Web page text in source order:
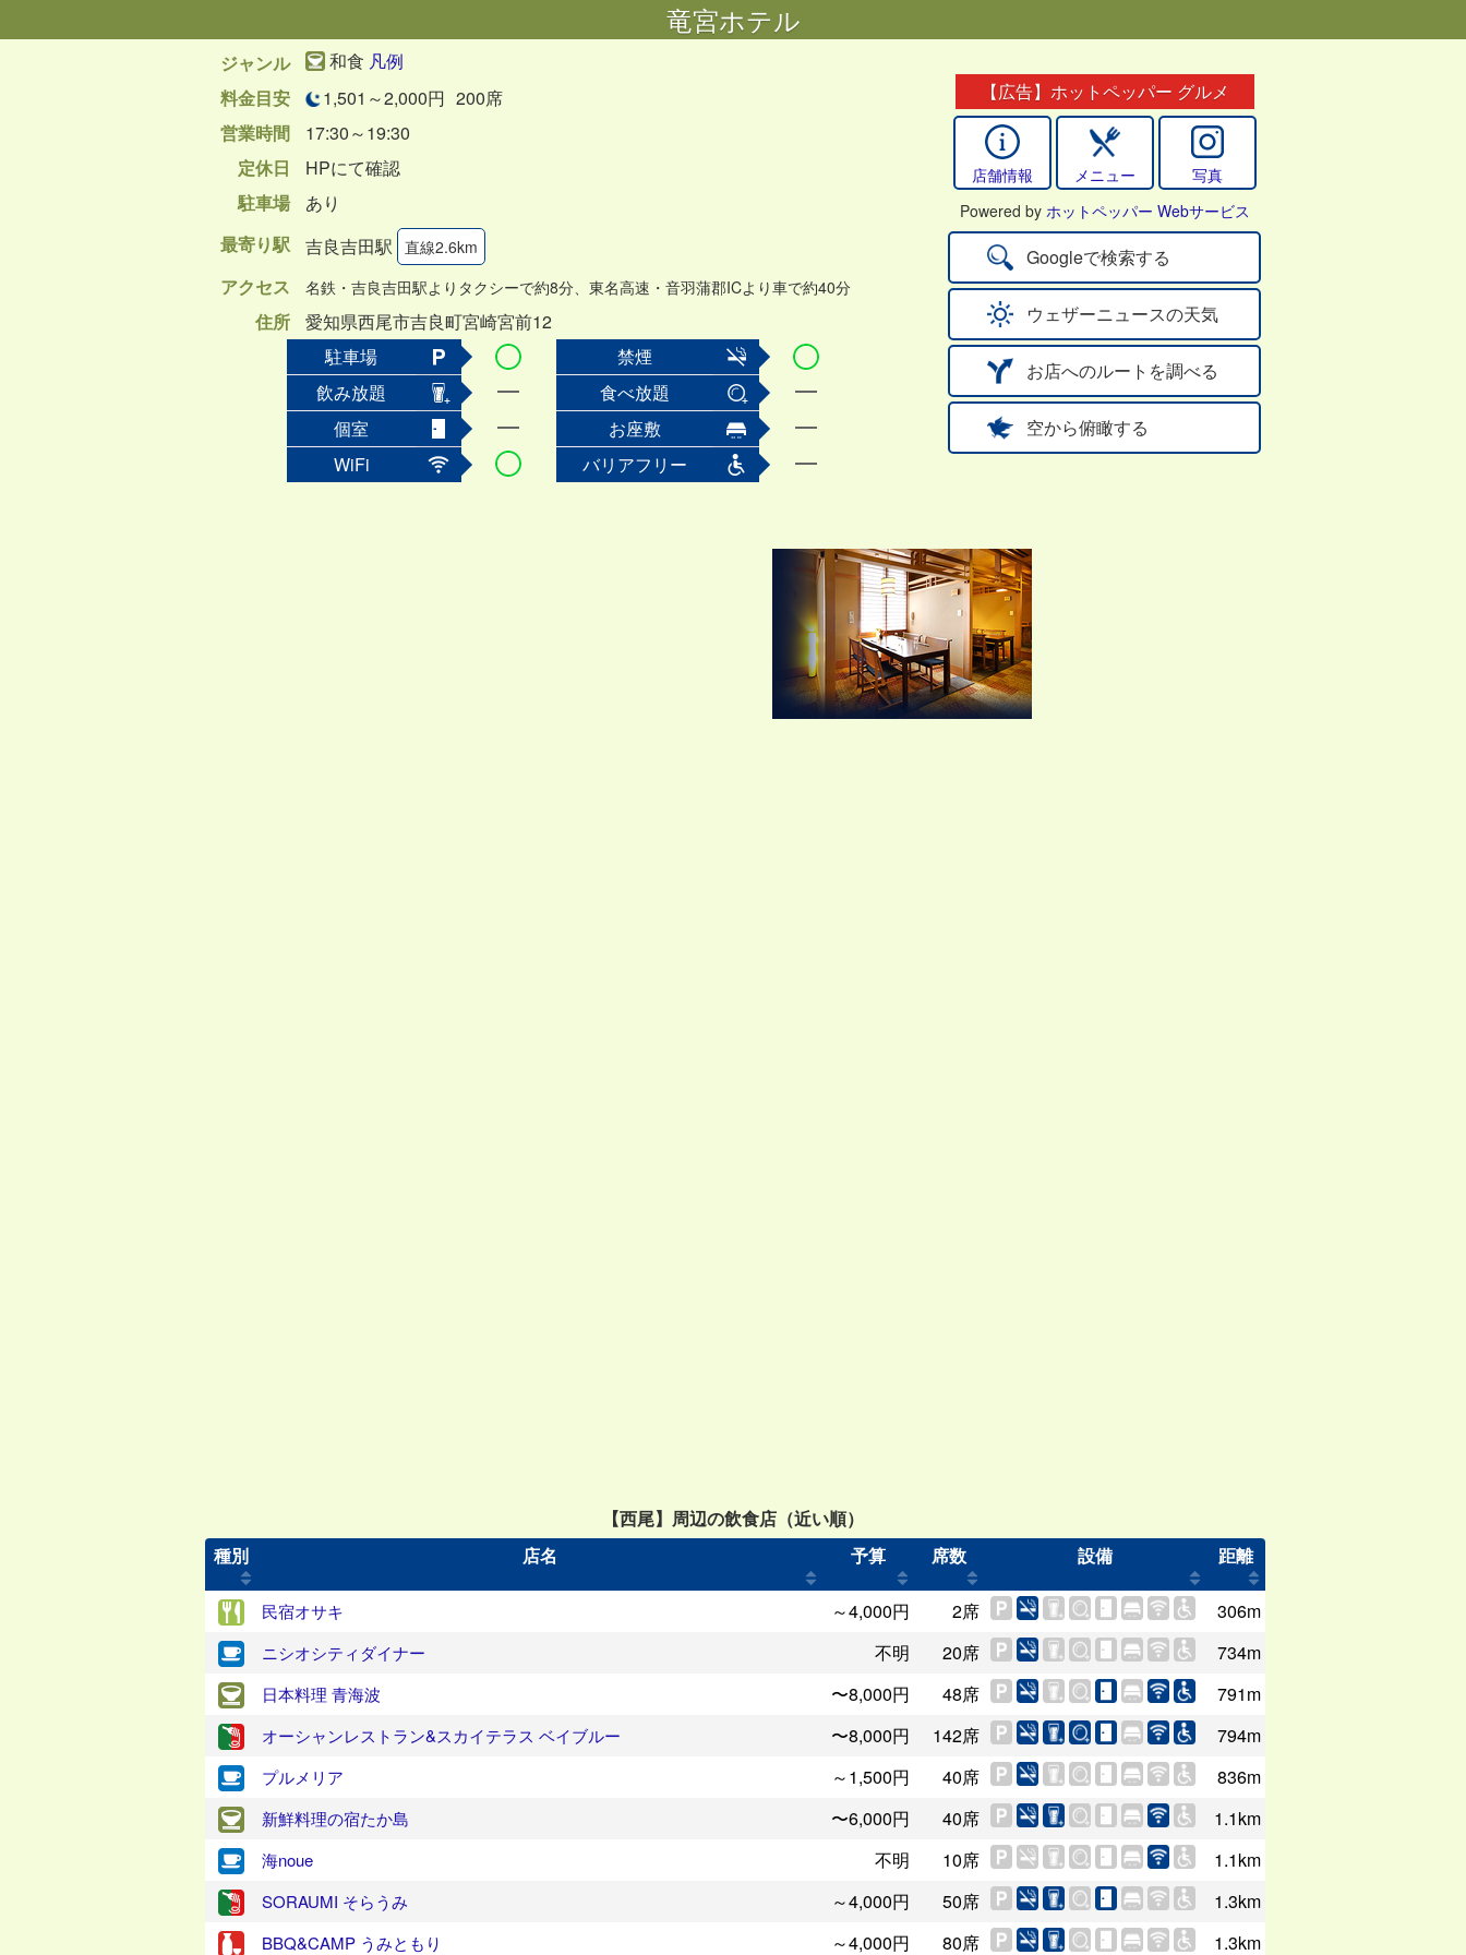
竜宮ホテル
ジャンル 和食 凡例
料金目安
1,501～2,000円 200席
営業時間
17:30～19:30
定休日
HPにて確認
駐車場
あり
最寄り駅
吉良吉田駅 直線2.6km
アクセス 名鉄・吉良吉田駅よりタクシーで約8分、東名高速・音羽蒲郡ICより車で約40分
住所
愛知県西尾市吉良町宮崎宮前12
駐車場
禁煙
飲み放題
食べ放題
個室
お座敷
WiFi
バリアフリー
【広告】ホットペッパー グルメ
店舗情報 メニュー
写真
Powered by ホットペッパー Webサービス
Googleで検索する
ウェザーニュースの天気
お店へのルートを調べる
空から俯瞰する
【西尾】周辺の飲食店（近い順）
種別
店名 予算 席数 設備 距離
民宿オサキ ～4,000円 2席 306m
ニシオシティダイナー 不明 20席 734m
日本料理 青海波 〜8,000円 48席 791m
オーシャンレストラン&スカイテラス ベイブルー 〜8,000円 142席 794m
プルメリア ～1,500円 40席 836m
新鮮料理の宿たか島 〜6,000円 40席 1.1km
海noue 不明 10席 1.1km
SORAUMI そらうみ ～4,000円 50席 1.3km
BBQ&CAMP うみともり ～4,000円 80席 1.3km